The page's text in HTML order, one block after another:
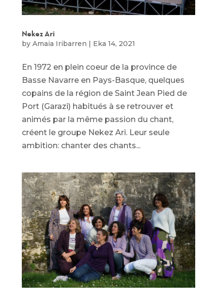
Nekez Ari
by Amaia Iribarren | Eka 14, 2021
En 1972 en plein coeur de la province de
Basse Navarre en Pays-Basque, quelques
copains de la région de Saint Jean Pied de
Port (Garazi) habitués à se retrouver et
animés par la même passion du chant,
créent le groupe Nekez Ari. Leur seule
ambition: chanter des chants...